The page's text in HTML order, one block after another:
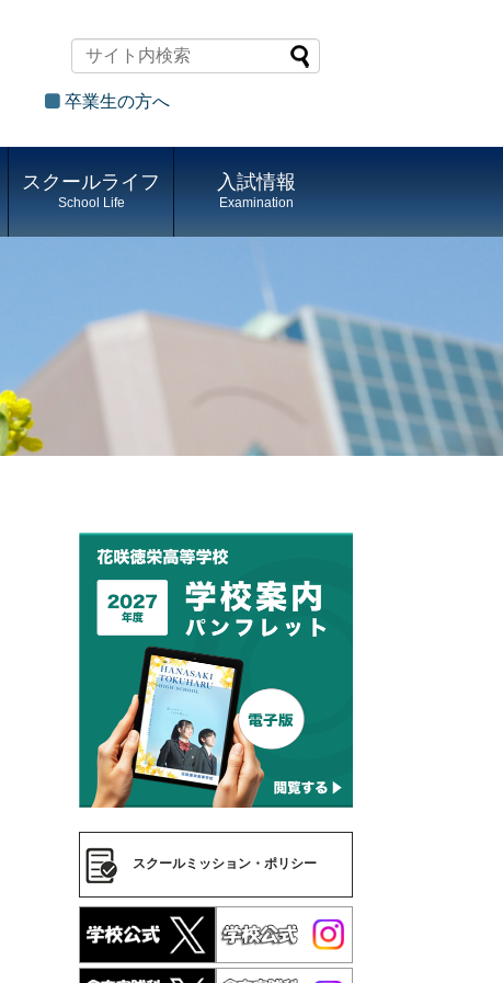
卒業生の方へ
スクールライフ
School Life
入試情報
Examination
スクールミッション・ポリシー